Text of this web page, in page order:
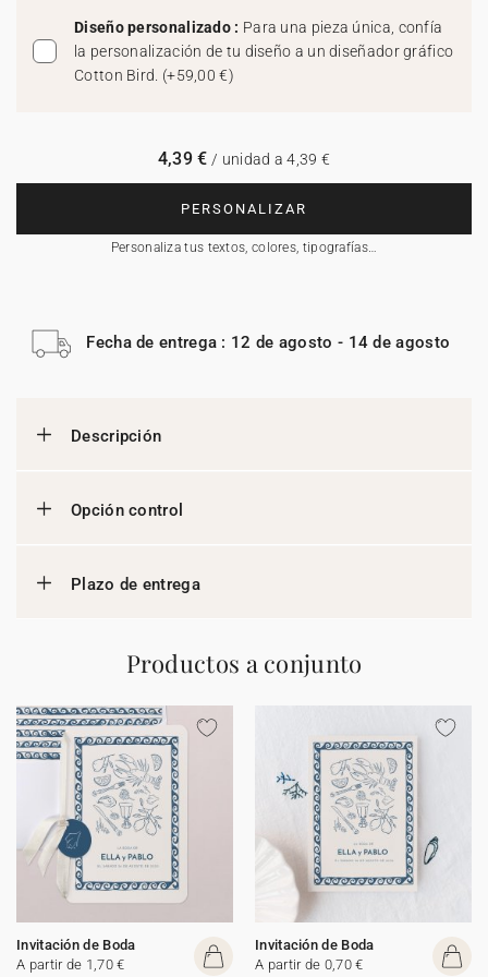
Diseño personalizado : Para una pieza única, confía
la personalización de tu diseño a un diseñador gráfico
Cotton Bird. (+59,00 €)
PERSONALIZAR
Personaliza tus textos, colores, tipografías…
4,39 € / unidad a 4,39 €
Fecha de entrega : 12 de agosto - 14 de agosto
Descripción
Opción control
Plazo de entrega
Productos a conjunto
Invitación de Boda
A partir de 1,70 €
Invitación de Boda
A partir de 0,70 €